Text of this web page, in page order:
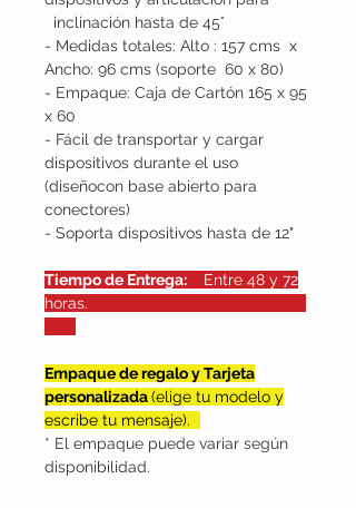
inclinación hasta de 45°
- Medidas totales: Alto : 157 cms x
Ancho: 96 cms (soporte 60 x 80)
- Empaque: Caja de Cartón 165 x 95
x 60
- Fácil de transportar y cargar
dispositivos durante el uso
(diseñocon base abierto para
conectores)
- Soporta dispositivos hasta de 12"
Tiempo de Entrega:
Entre 48 y 72
horas.
Empaque de regalo y Tarjeta
personalizada(elige tu modelo y
escribe tu mensaje).
* El empaque puede variar según
disponibilidad.